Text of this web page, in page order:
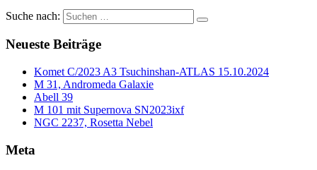
Suche nach:
Neueste Beiträge
Komet C/2023 A3 Tsuchinshan-ATLAS 15.10.2024
M 31, Andromeda Galaxie
Abell 39
M 101 mit Supernova SN2023ixf
NGC 2237, Rosetta Nebel
Meta